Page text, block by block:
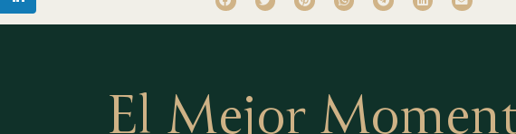
El Mejor